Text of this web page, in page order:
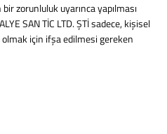
zorunluluk uyarınca yapılması
SAN TİC LTD. ŞTİ sadece, kişisel
için ifşa edilmesi gereken